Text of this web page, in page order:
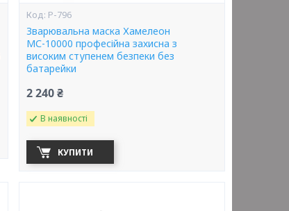
P-796
Зварювальна маска Хамелеон
МС-10000 професійна захисна з
високим ступенем безпеки без
батарейки
2 240 ₴
В наявності
КУПИТИ